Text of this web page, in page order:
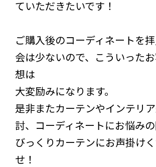
ていただきたいです！
ご購入後のコーディネートを
会は少ないので、こういった
想は
大変励みになります。
是非またカーテンやインテリ
討、コーディネートにお悩み
びっくりカーテンにお声掛け
せ！